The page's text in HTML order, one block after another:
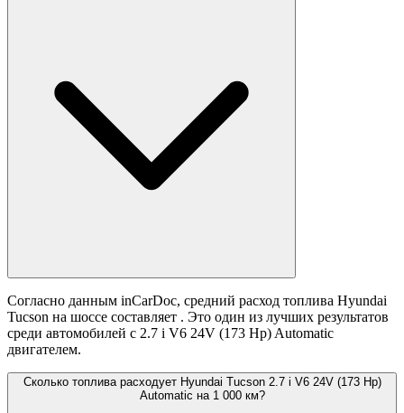
Согласно данным inCarDoc, средний расход топлива Hyundai
Tucson на шоссе составляет . Это один из лучших результатов
среди автомобилей с 2.7 i V6 24V (173 Hp) Automatic
двигателем.
Сколько топлива расходует Hyundai Tucson 2.7 i V6 24V (173 Hp)
Automatic на 1 000 км?